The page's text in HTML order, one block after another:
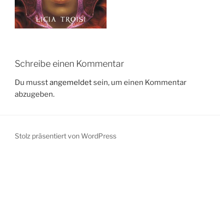
Schreibe einen Kommentar
Du musstangemeldetsein, um einen Kommentar
abzugeben.
Stolz präsentiert von WordPress